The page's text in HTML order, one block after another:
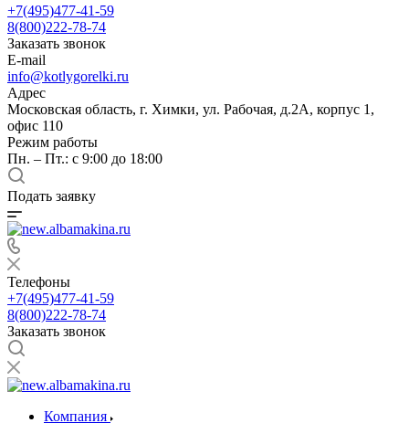
+7(495)477-41-59
8(800)222-78-74
Заказать звонок
E-mail
info@kotlygorelki.ru
Адрес
Московская область, г. Химки, ул. Рабочая, д.2А, корпус 1,
офис 110
Режим работы
Пн. – Пт.: с 9:00 до 18:00
Подать заявку
Телефоны
+7(495)477-41-59
8(800)222-78-74
Заказать звонок
Компания